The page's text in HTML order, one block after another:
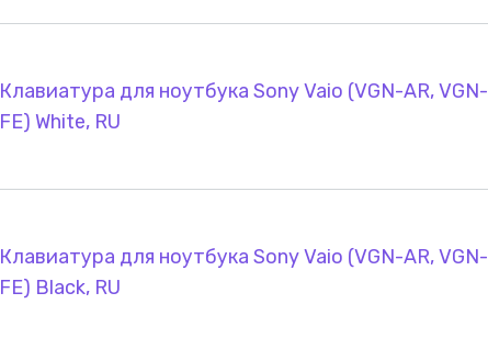
Клавиатура для ноутбука Sony Vaio (VGN-AR, VGN-
FE) White, RU
Клавиатура для ноутбука Sony Vaio (VGN-AR, VGN-
FE) Black, RU